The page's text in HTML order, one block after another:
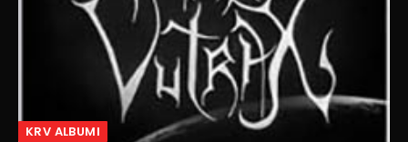
KRV ALBUMI